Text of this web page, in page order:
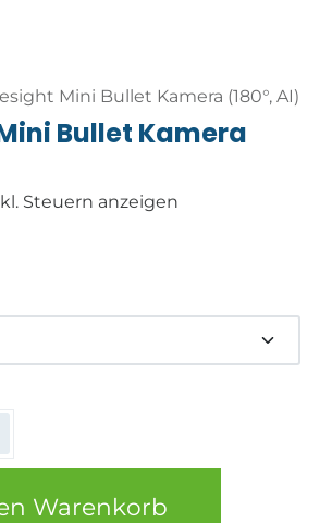
Mini Bullet Kamera (180°, AI)
Bullet Kamera
Steuern anzeigen
Warenkorb